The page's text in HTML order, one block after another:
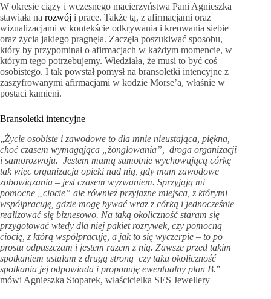
W okresie ciąży i wczesnego macierzyństwa Pani Agnieszka
stawiała na rozwój i prace. Także tą, z afirmacjami oraz
wizualizacjami w kontekście odkrywania i kreowania siebie
oraz życia jakiego pragnęła. Zaczęła poszukiwać sposobu,
który by przypominał o afirmacjach w każdym momencie, w
którym tego potrzebujemy. Wiedziała, że musi to być coś
osobistego. I tak powstał pomysł na bransoletki intencyjne z
zaszyfrowanymi afirmacjami w kodzie Morse’a, właśnie w
postaci kamieni.
Bransoletki intencyjne
„Życie osobiste i zawodowe to dla mnie nieustająca, piękna,
choć czasem wymagająca „żonglowania”, droga organizacji
i samorozwoju. Jestem mamą samotnie wychowującą córkę
tak więc organizacja opieki nad nią, gdy mam zawodowe
zobowiązania – jest czasem wyzwaniem. Sprzyjają mi
pomocne „ciocie” ale również przyjazne miejsca, z którymi
współpracuję, gdzie mogę bywać wraz z córką i jednocześnie
realizować się biznesowo. Na taką okoliczność staram się
przygotować wtedy dla niej pakiet rozrywek, czy pomocną
ciocię, z którą współpracuję, a jak to się wyczerpie – to po
prostu odpuszczam i jestem razem z nią. Zawsze przed takim
spotkaniem ustalam z drugą stroną czy taka okoliczność
spotkania jej odpowiada i proponuję ewentualny plan B.”
mówi Agnieszka Stoparek, właścicielka SES Jewellery